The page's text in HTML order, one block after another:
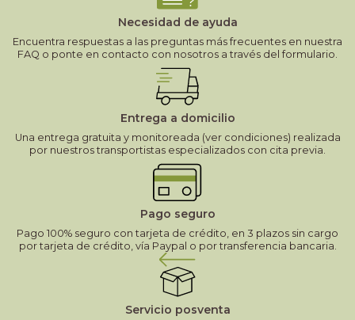
Necesidad de ayuda
Encuentra respuestas a las preguntas más frecuentes en nuestra
FAQ o ponte en contacto con nosotros a través del formulario.
Entrega a domicilio
Una entrega gratuita y monitoreada (ver condiciones) realizada
por nuestros transportistas especializados con cita previa.
Pago seguro
Pago 100% seguro con tarjeta de crédito, en 3 plazos sin cargo
por tarjeta de crédito, vía Paypal o por transferencia bancaria.
Servicio posventa